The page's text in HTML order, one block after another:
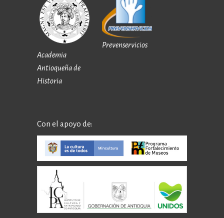
Academia
Antioqueña de
Historia
Prevenservicios
Con el apoyo de: